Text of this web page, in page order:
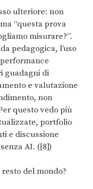
ulteriore: non
“questa prova
misurare?”.
pedagogica, l’uso
guadagni di
e valutazione
non
questo vedo più
portfolio
e discussione
AI. ([8])
del mondo?